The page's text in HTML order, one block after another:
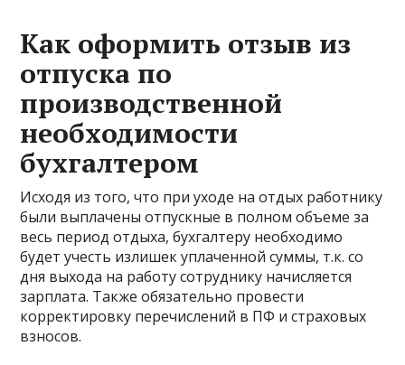
Как оформить отзыв из
отпуска по
производственной
необходимости
бухгалтером
Исходя из того, что при уходе на отдых работнику
были выплачены отпускные в полном объеме за
весь период отдыха, бухгалтеру необходимо
будет учесть излишек уплаченной суммы, т.к. со
дня выхода на работу сотруднику начисляется
зарплата. Также обязательно провести
корректировку перечислений в ПФ и страховых
взносов.